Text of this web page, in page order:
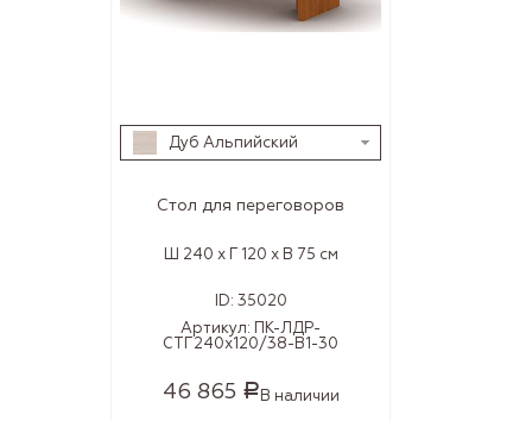
Дуб Альпийский
Стол для переговоров
Ш 240 x Г 120 x В 75 см
ID: 35020
Артикул: ПК-ЛДР-
СТГ240х120/38-В1-30
46 865 РВ наличии